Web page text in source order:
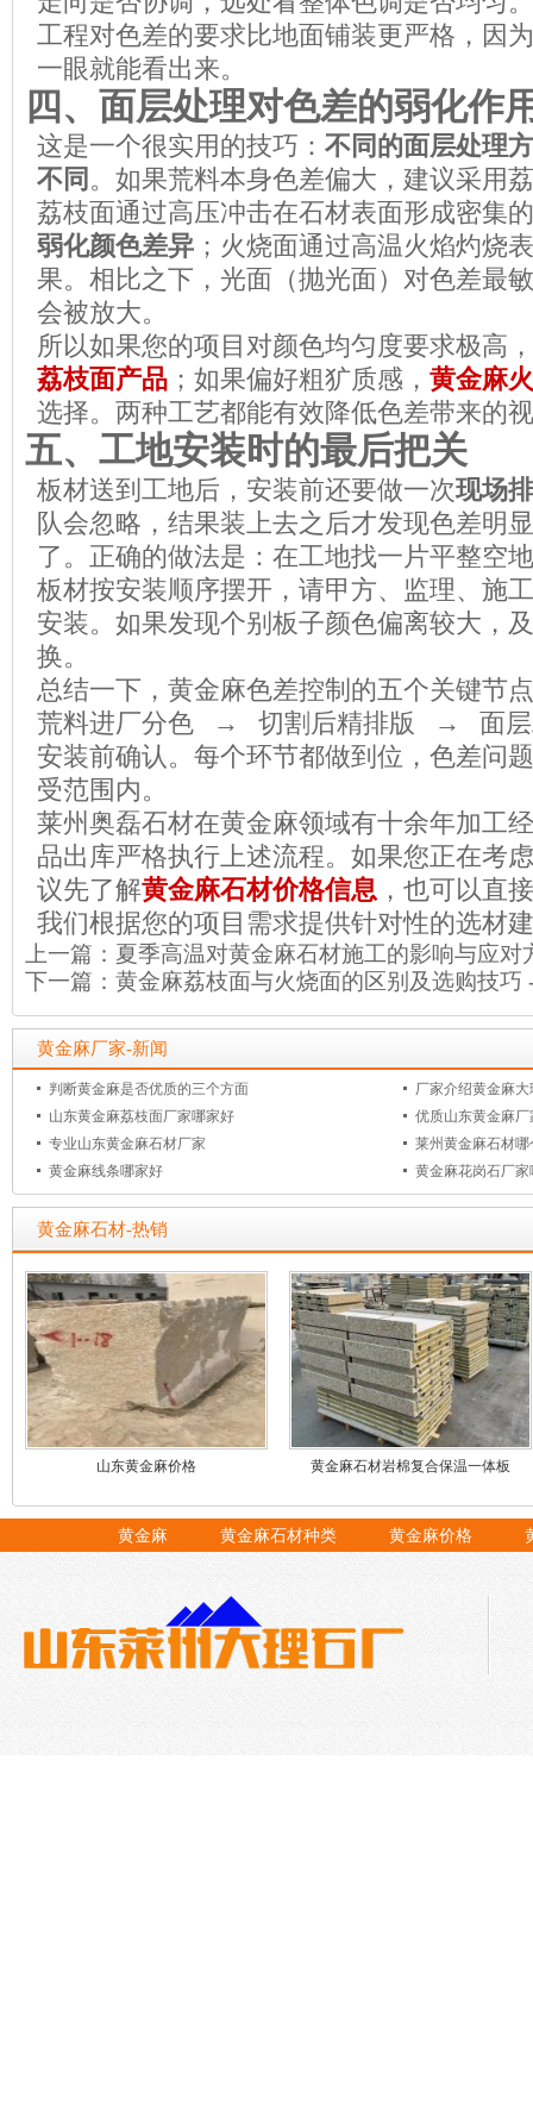
工程对色差的要求比地面铺装更严格，因
一眼就能看出来。
四、面层处理对色差的弱化作
这是一个很实用的技巧： 不同的面层处理
不同 。如果荒料本身色差偏大，建议采用
荔枝面通过高压冲击在石材表面形成密集
弱化颜色差异 ；火烧面通过高温火焰灼烧
果。相比之下，光面（抛光面）对色差最
会被放大。
所以如果您的项目对颜色均匀度要求极高
荔枝面产品 ；如果偏好粗犷质感， 黄金麻
选择。两种工艺都能有效降低色差带来的
五、工地安装时的最后把关
板材送到工地后，安装前还要做一次现场
队会忽略，结果装上去之后才发现色差明
了。正确的做法是：在工地找一片平整空
板材按安装顺序摆开，请甲方、监理、施
安装。如果发现个别板子颜色偏离较大，
换。
总结一下，黄金麻色差控制的五个关键
荒料进厂分色 → 切割后精排版 → 面
安装前确认。每个环节都做到位，色差问
受范围内。
莱州奥磊石材在黄金麻领域有十余年加工
品出库严格执行上述流程。如果您正在考
议先了解黄金麻石材价格信息 ，也可以直接
我们根据您的项目需求提供针对性的选材
上一篇： 夏季高温对黄金麻石材施工的影响与应对
下一篇： 黄金麻荔枝面与火烧面的区别及选购技巧
黄金麻厂家-新闻
判断黄金麻是否优质的三个方面
厂家介绍黄金麻
山东黄金麻荔枝面厂家哪家好
优质山东黄金麻厂
专业山东黄金麻石材厂家
莱州黄金麻石材哪
黄金麻线条哪家好
黄金麻花岗石厂家
黄金麻石材-热销
山东黄金麻价格 黄金麻石材岩棉复合保温一体板
黄金麻 黄金麻石材种类 黄金麻价格